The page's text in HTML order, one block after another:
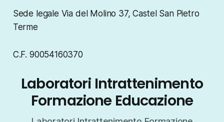
Sede legale Via del Molino 37, Castel San Pietro
Terme
C.F. 90054160370
Laboratori Intrattenimento
Formazione Educazione